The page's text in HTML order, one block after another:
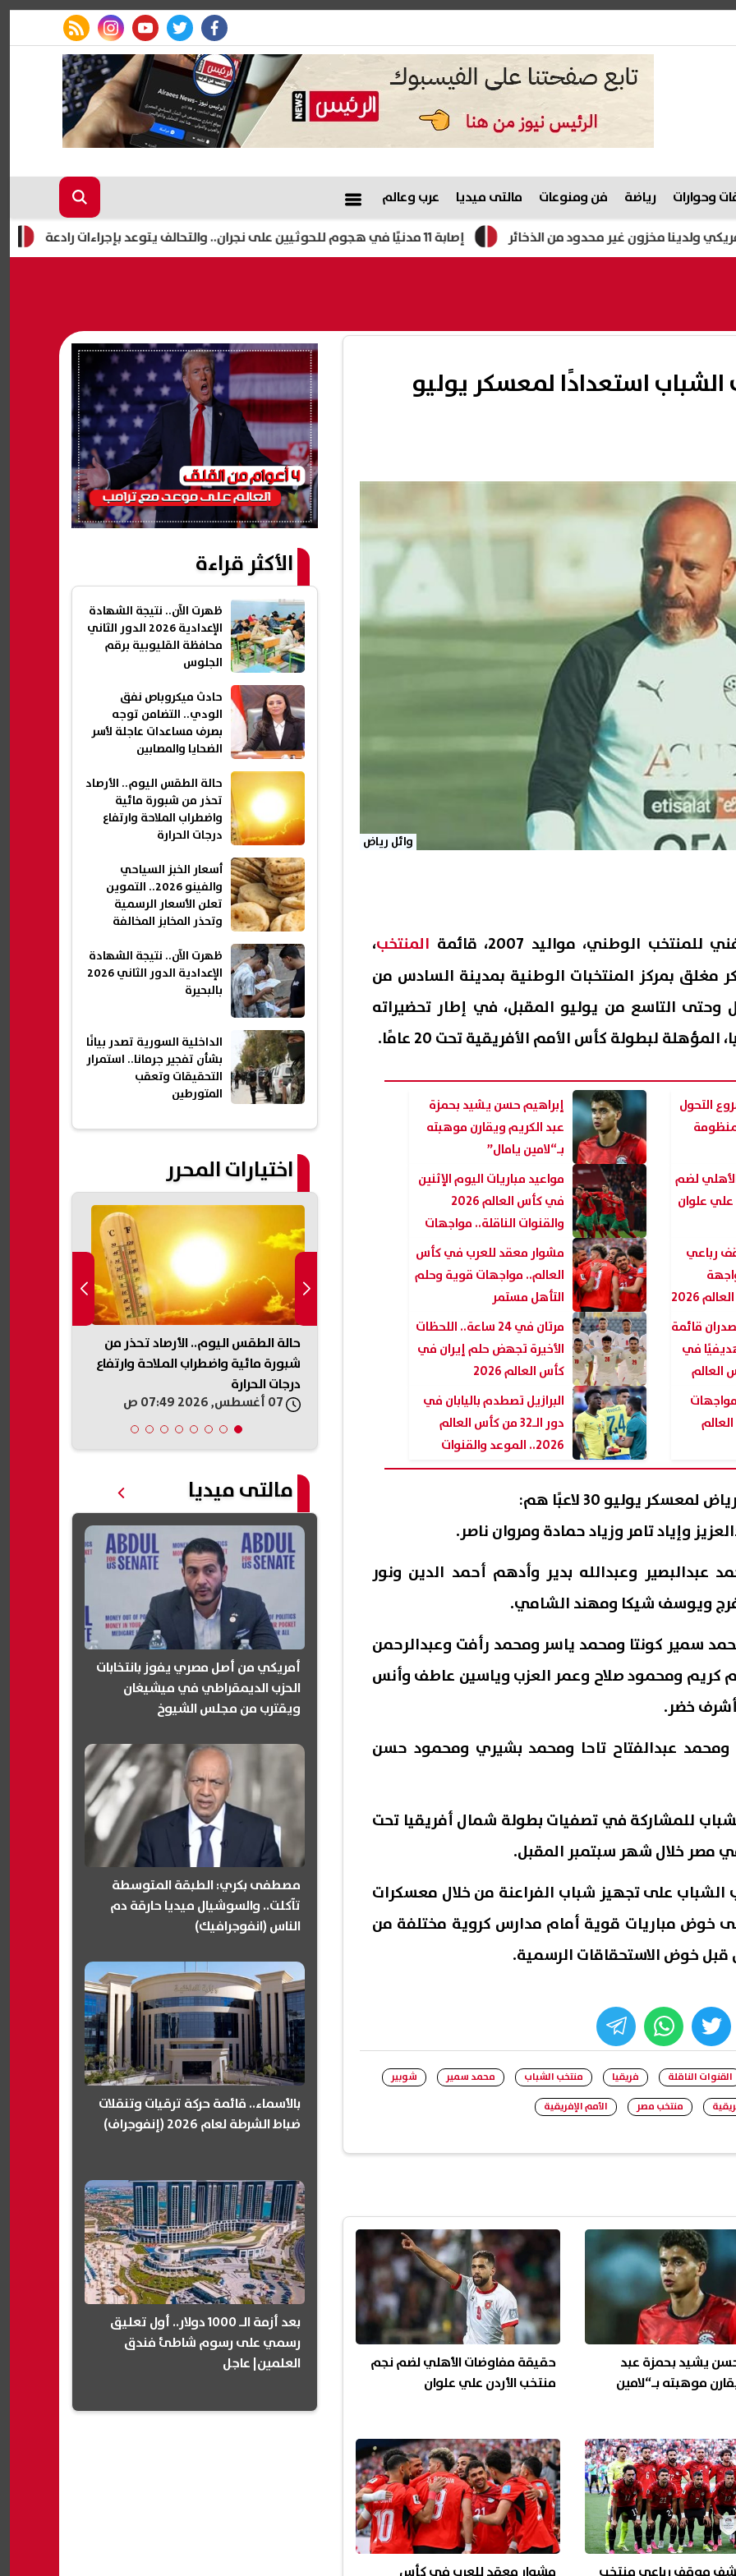
facebook
twitter
youtube
instagram
rss feed
وحوارات رياضة فن ومنوعات مالتى ميديا عرب وعالم
إعلام إصابة 11 مدنيًا في هجوم للحوثيين على نجران.. والتحالف يتوعد بإجراءات رادعة مخزون غير محدود من الذخائر
استعدادًا لمعسكر يوليو
وائل رياض
الوطني، مواليد 2007، قائمة المنتخب،
مغلق بمركز المنتخبات الوطنية بمدينة السادس من
وحتى التاسع من يوليو المقبل، في إطار تحضيراته
لبطولة كأس الأمم الأفريقية تحت 20 عامًا.
التحول
إبراهيم حسن يشيد بحمزة
عبد الكريم ويقارن موهبته
بـ“لامين يامال”
لضم
علي علوان
مواعيد مباريات اليوم الإثنين
في كأس العالم 2026
والقنوات الناقلة.. مواجهات
نارية في دور الـ32
رباعي
2026
مشوار معقد للعرب في كأس
العالم.. مواجهات قوية وحلم
التأهل مستمر
قائمة
في
العالم
مرتان في 24 ساعة.. اللحظات
الأخيرة تجهض حلم إيران في
كأس العالم 2026
العالم
البرازيل تصطدم باليابان في
دور الـ32 من كأس العالم
2026.. الموعد والقنوات
الناقلة والتشكيل المتوقع
يوليو 30 لاعبًا هم:
وإياد تامر وزياد حمادة ومروان ناصر.
عبدالبصير وعبدالله بدير وأدهم أحمد الدين ونور
ويوسف شيكا ومهند الشامي.
سمير كونتا ومحمد ياسر ومحمد رأفت وعبدالرحمن
كريم ومحمود صلاح وعمر العزب وياسين عاطف وأنس
خضر.
عبدالفتاح تاحا ومحمد بشيري ومحمود حسن
للمشاركة في تصفيات بطولة شمال أفريقيا تحت
الشباب على تجهيز شباب الفراعنة من خلال معسكرات
خوض مباريات قوية أمام مدارس كروية مختلفة من
قبل خوض الاستحقاقات الرسمية.
twitter
whats
القنوات الناقلة فريقيا منتخب الشباب محمد سمير
شوبير
منتخب مصر الأمم الإفريقية
يشيد بحمزة عبد
موهبته بـ“لامين
حقيقة مفاوضات الأهلي لضم نجم
منتخب الأردن علي علوان
الأكثر قراءة
ظهرت الآن.. نتيجة الشهادة
الإعدادية 2026 الدور الثاني
محافظة القليوبية برقم
الجلوس
حادث ميكروباص نفق
الودي.. التضامن توجه
بصرف مساعدات عاجلة لأسر
الضحايا والمصابين
حالة الطقس اليوم.. الأرصاد
تحذر من شبورة مائية
واضطراب الملاحة وارتفاع
درجات الحرارة
أسعار الخبز السياحي
والفينو 2026.. التموين
تعلن الأسعار الرسمية
وتحذر المخابز المخالفة
ظهرت الآن.. نتيجة الشهادة
الإعدادية الدور الثاني 2026
بالبحيرة
الداخلية السورية تصدر بيانًا
بشأن تفجير جرمانا.. استمرار
التحقيقات وتعقب
المتورطين
اختيارات المحرر
واسع مع استغاثة أب يبحث عن
ابنته ومساعدتها على
تعليمها
إعلام إسرائيلي: تل أبيب تواجه
تهديدًا متزايدًا من الطائرات المسيّرة
وتبحث فرض قيود جديدة
07 أغسطس, 2026 02:47 ص
حالة الطقس اليوم.. الأرصاد تحذر من
شبورة مائية واضطراب الملاحة وارتفاع
درجات الحرارة
مالتى ميديا
أمريكي من أصل مصري يفوز بانتخابات
الحزب الديمقراطي في ميشيغان
ويقترب من مجلس الشيوخ
مصطفى بكري: الطبقة المتوسطة
تآكلت.. والسوشيال ميديا حارقة دم
الناس (انفوجرافيك)
بالأسماء.. قائمة حركة ترقيات وتنقلات
ضباط الشرطة لعام 2026 (إنفوجراف)
بعد أزمة الـ 1000 دولار.. أول تعليق
رسمي على رسوم شاطئ فندق
العلمين| عاجل